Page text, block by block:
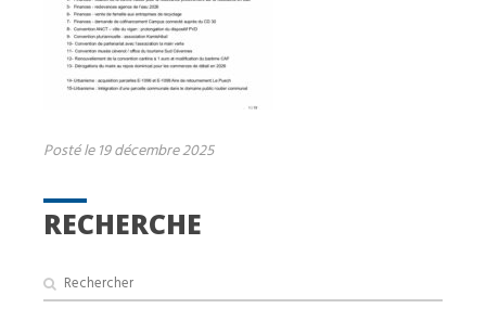
RECHERCHE
Posté le 19 décembre 2025